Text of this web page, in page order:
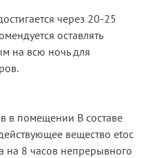
через 20-25
оставлять
на всю ночь для
в помещении В составе
вещество etoc
на 8 часов непрерывного